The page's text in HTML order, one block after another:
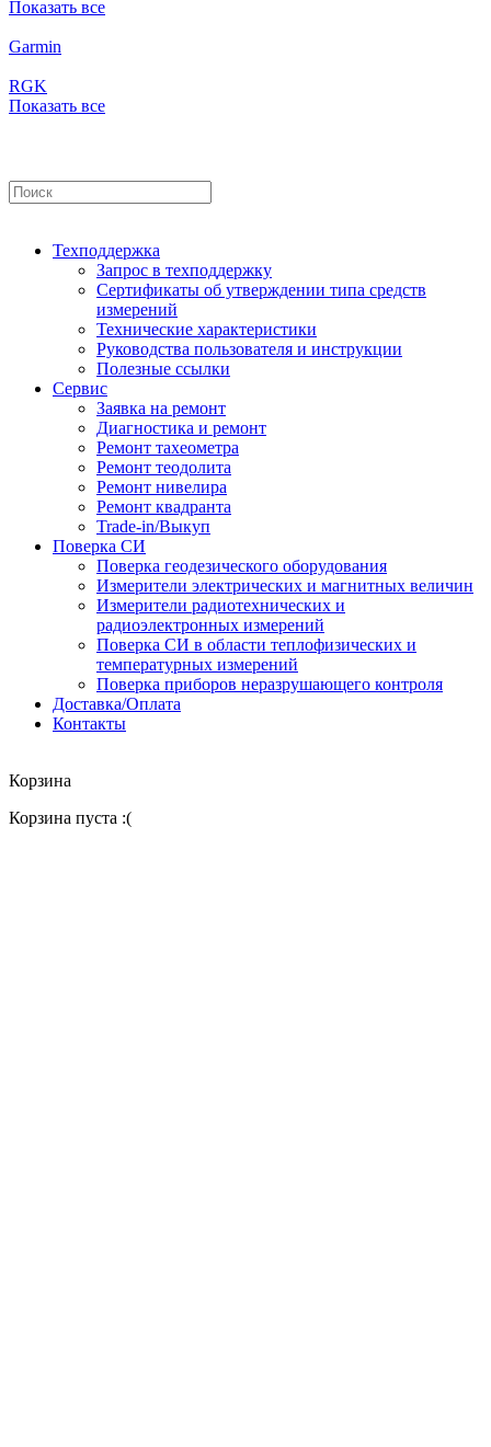
Показать все
Garmin
RGK
Показать все
Техподдержка
Запрос в техподдержку
Сертификаты об утверждении типа средств
измерений
Технические характеристики
Руководства пользователя и инструкции
Полезные ссылки
Сервис
Заявка на ремонт
Диагностика и ремонт
Ремонт тахеометра
Ремонт теодолита
Ремонт нивелира
Ремонт квадранта
Trade-in/Выкуп
Поверка СИ
Поверка геодезического оборудования
Измерители электрических и магнитных величин
Измерители радиотехнических и
радиоэлектронных измерений
Поверка СИ в области теплофизических и
температурных измерений
Поверка приборов неразрушающего контроля
Доставка/Оплата
Контакты
Корзина
Корзина пуста :(